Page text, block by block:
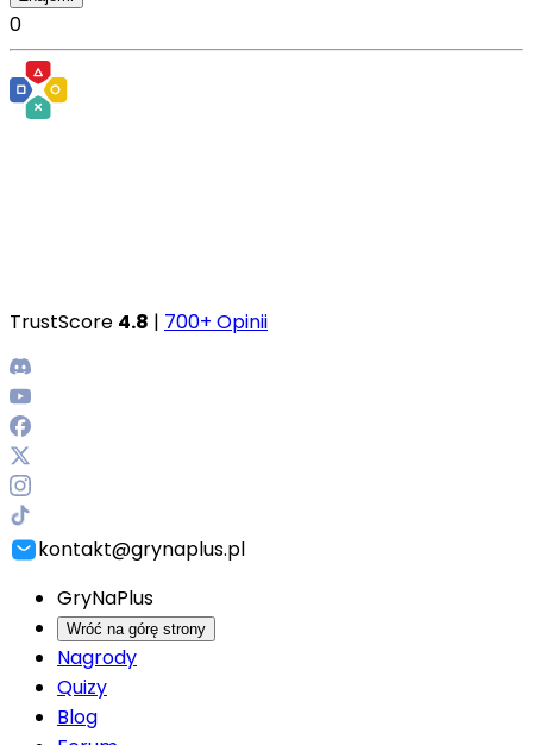
0
TrustScore 4.8 | 700+ Opinii
kontakt@grynaplus.pl
GryNaPlus
Wróć na górę strony
Nagrody
Quizy
Blog